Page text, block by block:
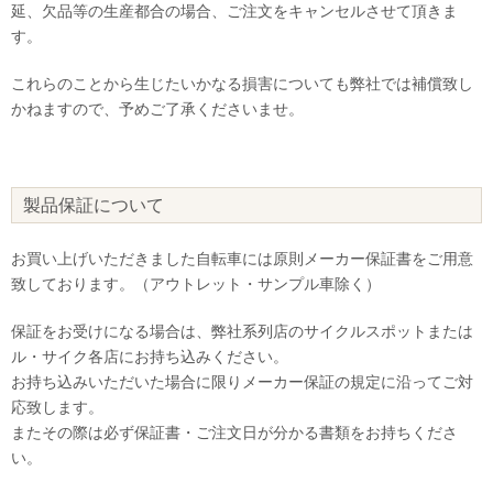
延、欠品等の生産都合の場合、ご注文をキャンセルさせて頂きま
す。
これらのことから生じたいかなる損害についても弊社では補償致し
かねますので、予めご了承くださいませ。
製品保証について
お買い上げいただきました自転車には原則メーカー保証書をご用意
致しております。（アウトレット・サンプル車除く）
保証をお受けになる場合は、弊社系列店のサイクルスポットまたは
ル・サイク各店にお持ち込みください。
お持ち込みいただいた場合に限りメーカー保証の規定に沿ってご対
応致します。
またその際は必ず保証書・ご注文日が分かる書類をお持ちくださ
い。